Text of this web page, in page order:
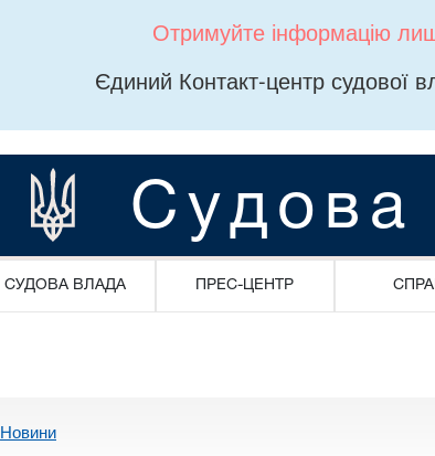
Отримуйте інформацію
Єдиний Контакт-центр судової
Судова
СУДОВА ВЛАДА ПРЕС-ЦЕНТР
Новини